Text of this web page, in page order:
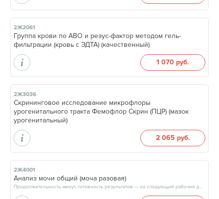
2Ж2061
Группа крови по АВО и резус-фактор методом гель-
фильтрации (кровь с ЭДТА) (качественный)
1 070 руб.
2Ж3036
Скрининговое исследование микрофлоры
урогенитального тракта Фемофлор Скрин (ПЦР) (мазок
урогенитальный)
2 065 руб.
2Ж4001
Анализ мочи общий (моча разовая)
Продолжительность минут, готовность результатов — на следующий рабочий день, после 13:00